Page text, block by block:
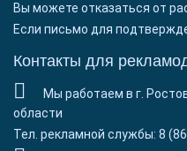
Вы можете отказаться от
Если письмо для
Контакты для
Мы работаем в г.
области
Тел. рекламной службы: 8